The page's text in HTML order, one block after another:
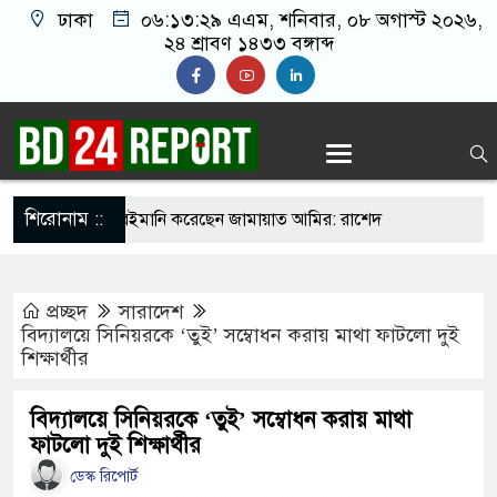
ঢাকা ০৬:১৩:৩০ এএম, শনিবার, ০৮ অগাস্ট ২০২৬,
২৪ শ্রাবণ ১৪৩৩ বঙ্গাব্দ
শিরোনাম ::
সঙ্গে প্রথম বেইমানি করেছেন জামায়াত আমির: রাশেদ
মেরে ফেলার পরিকল্পনা, বেরিয়ে এল ভয়াবহ সব
কাজ করে এই শার্টটাই ওর মা কিনে দিছিল, ওইটা
গেছে: শহীদ হৃদয়ের বাবা
প্রচ্ছদ
সারাদেশ
বিদ্যালয়ে সিনিয়রকে ‘তুই’ সম্বোধন করায় মাথা ফাটলো দুই
শিক্ষার্থীর
বিদ্যালয়ে সিনিয়রকে ‘তুই’ সম্বোধন করায় মাথা
ফাটলো দুই শিক্ষার্থীর
ডেস্ক রিপোর্ট